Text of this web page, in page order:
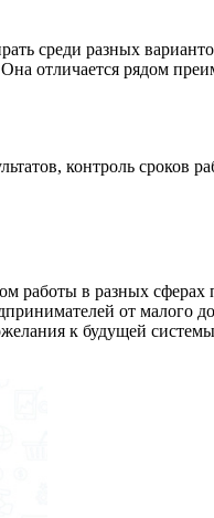
среди разных
отличается рядом
контроль
работы в разных
от малого
к будущей